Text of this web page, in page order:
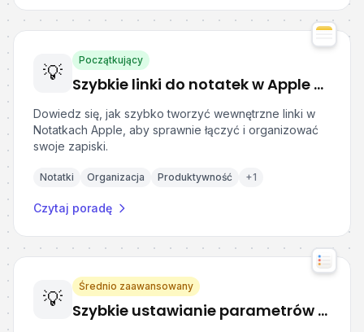
💡
Początkujący
Szybkie linki do notatek w Apple Notes
Dowiedz się, jak szybko tworzyć wewnętrzne linki w
Notatkach Apple, aby sprawnie łączyć i organizować
swoje zapiski.
Notatki Organizacja Produktywność +1
Czytaj poradę
💡
Średnio zaawansowany
Szybkie ustawianie parametrów zadań w Przypomnieniach Apple